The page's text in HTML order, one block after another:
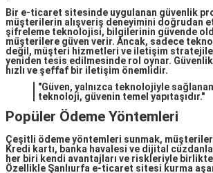
Bir e-ticaret sitesinde uygulanan güvenlik
müşterilerin alışveriş deneyimini doğrudan
şifreleme teknolojisi, bilgilerinin güvende
müşterilere güven verir. Ancak, sadece
değil, müşteri hizmetleri ve iletişim
yeniden tesis edilmesinde rol oynar.
hızlı ve şeffaf bir iletişim önemlidir.
"Güven, yalnızca teknolojiyle
teknoloji, güvenin temel yapıtaşıdır."
Popüler Ödeme Yöntemleri
Çeşitli ödeme yöntemleri sunmak,
Kredi kartı, banka havalesi ve dijital
her biri kendi avantajları ve riskleriyle
Özellikle Şanlıurfa e-ticaret sitesi kurma